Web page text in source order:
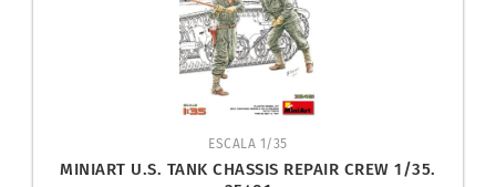
ESCALA 1/35
MINIART U.S. TANK CHASSIS REPAIR CREW 1/35.